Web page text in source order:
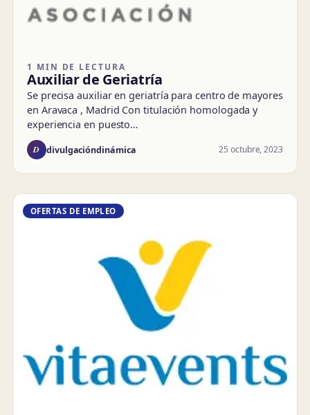
1 MIN DE LECTURA
Auxiliar de Geriatría
Se precisa auxiliar en geriatría para centro de mayores
en Aravaca , Madrid Con titulación homologada y
experiencia en puesto…
D divulgacióndinámica 25 octubre, 2023
OFERTAS DE EMPLEO